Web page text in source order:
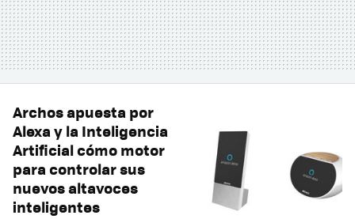
Archos apuesta por
Alexa y la Inteligencia
Artificial cómo motor
para controlar sus
nuevos altavoces
inteligentes